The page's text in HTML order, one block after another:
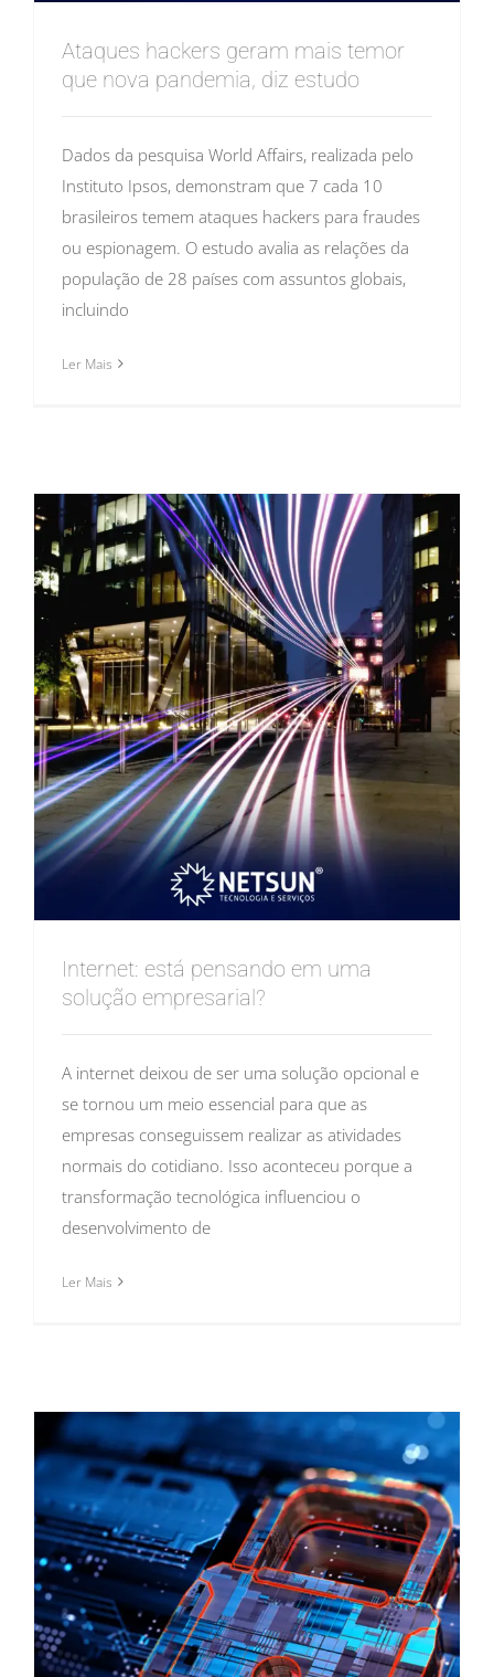
Ataques hackers geram mais temor
que nova pandemia, diz estudo
Dados da pesquisa World Affairs, realizada pelo
Instituto Ipsos, demonstram que 7 cada 10
brasileiros temem ataques hackers para fraudes
ou espionagem. O estudo avalia as relações da
população de 28 países com assuntos globais,
incluindo
Ler Mais
Internet: está pensando em uma
solução empresarial?
A internet deixou de ser uma solução opcional e
se tornou um meio essencial para que as
empresas conseguissem realizar as atividades
normais do cotidiano. Isso aconteceu porque a
transformação tecnológica influenciou o
desenvolvimento de
Ler Mais